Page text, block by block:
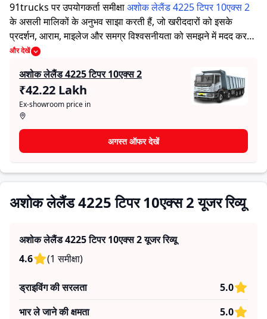
91trucks पर उपयोगकर्ता समीक्षाअशोक लेलैंड 4225 टिपर 10एक्स 2
के असली मालिकों के अनुभव साझा करती हैं, जो खरीददारों को इसके
प्रदर्शन, आराम, माइलेज और समग्र विश्वसनीयता को समझने में मदद करती
हैं।91trucks खरीददारों और मालिकों को सूचित निर्णय लेने में सहायता
ताकत और कमजोरियों पर आधारित मूल्यांकन के साथ-साथ, इस प्लेटफ़ॉर्म
पर एक विशेष सेक्शन है जहाँ असली मालिक अशोक लेलैंड 4225 टिपर
10एक्स 2 के साथ अपने अनुभव साझा करते हैं। ये सीधे अनुभव प्रदर्शन,
आराम, माइलेज और विश्वसनीयता के बारे में व्यावहारिक जानकारी देते हैं,
जिससे भविष्य के खरीदार यह तय कर सकते हैं कि क्या
अशोक लेलैंड 4225
टिपर 10एक्स 2उनकी जरूरतों के लिए सही है।
और देखें
अशोक लेलैंड 4225 टिपर 10एक्स 2
₹42.22 Lakh
Ex-showroom price in
अगस्त ऑफर देखें
अशोक लेलैंड 4225 टिपर 10एक्स 2 यूजर रिव्यू
अशोक लेलैंड 4225 टिपर 10एक्स 2यूजर रिव्यू
4.6
(1 समीक्षा)
ड्राइविंग की सरलता
5.0
भार ले जाने की क्षमता
5.0